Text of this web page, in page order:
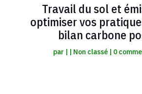
Travail du sol et
optimiser vos
bilan carbone
par | | Non classé | 0